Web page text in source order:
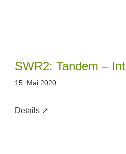
SWR2: Tandem –
15. Mai 2020
Details